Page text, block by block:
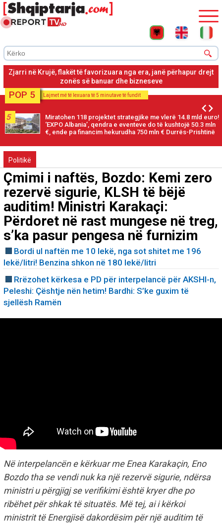
Zjarri në Krujë, flakët të favorizuara nga era, janë përhapur drejt
zonës së banuar dhe bizneseve
POP 5 Lajmet më të lexuara të 5 minutave të fundit
5
Miratohen 118 projektet strategjike me vlerë 14.8 mld euro!
‘EXPO Albania’, qendra e eventeve do të kushtojë 50.3 mln
€, ende pa financim hekurudha 750 mln € Durrës-Prishtinë
Politikë
Çmimi i naftës, Bozdo: Kemi zero
rezervë sigurie, KLSH të bëjë
auditim! Ministri Karakaçi:
Përdoret në rast mungese në treg,
s’ka pasur pengesa në furnizim
Bordi ul naftën me 10 lekë, nga sot shitet me 196
lekë/litri! Benzina shkon në 180 lekë/litri
Rrëzohet kërkesa e PD për interpelancë për AKSHI-n,
Peleshi: Çështje nën hetim! Bardhi: S’ke guxim të
sjellësh Ramën
Në interpelancën e kërkuar me Enea Karakaçin, Eno
Bozdo tha se vendi nuk ka një rezervë sigurie, ndërsa
ministri u përgjigj se verifikimi është kryer dhe po
ribëhet për shkak të situatës. Më tej, ai i kërkoi
ministrit të Energjisë dakordësim për një auditim të